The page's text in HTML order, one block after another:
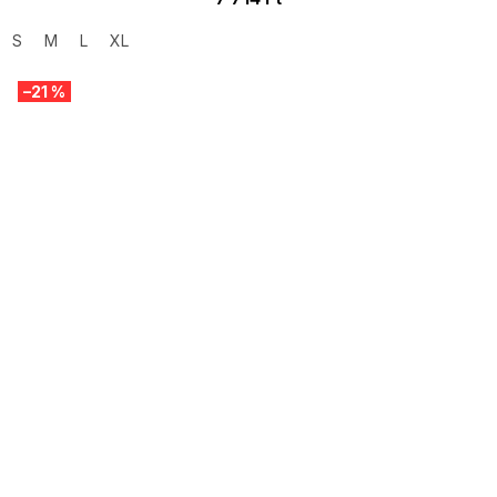
S M L XL
–21 %